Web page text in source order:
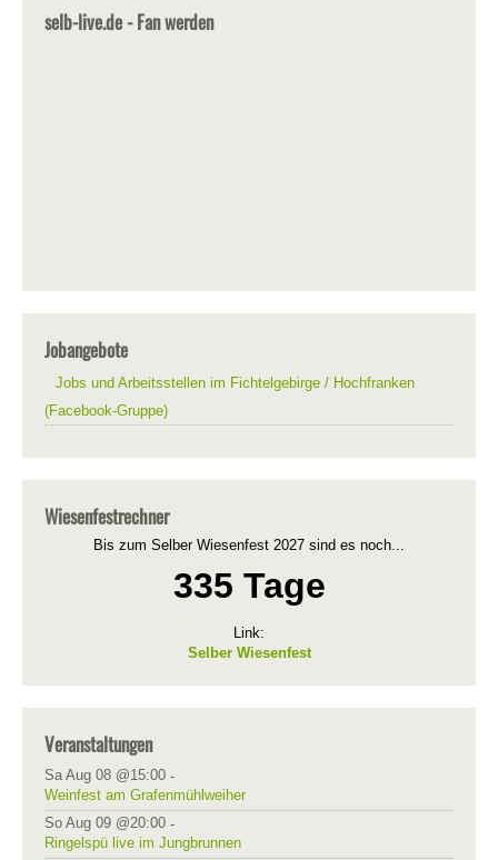
selb-live.de - Fan werden
Jobangebote
Jobs und Arbeitsstellen im Fichtelgebirge / Hochfranken
(Facebook-Gruppe)
Wiesenfestrechner
Bis zum Selber Wiesenfest 2027 sind es noch...
335 Tage
Link:
Selber Wiesenfest
Veranstaltungen
Sa Aug 08 @15:00 -
Weinfest am Grafenmühlweiher
So Aug 09 @20:00 -
Ringelspü live im Jungbrunnen